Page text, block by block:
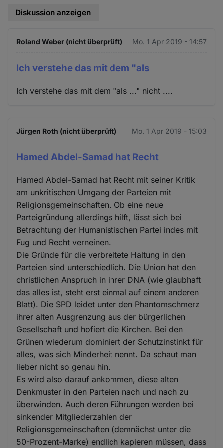
Diskussion anzeigen
Roland Weber (nicht überprüft) Mo. 1 Apr 2019 - 14:57
Ich verstehe das mit dem "als
Ich verstehe das mit dem "als ..." nicht ....
Jürgen Roth (nicht überprüft) Mo. 1 Apr 2019 - 15:03
Hamed Abdel-Samad hat Recht
Hamed Abdel-Samad hat Recht mit seiner Kritik
am unkritischen Umgang der Parteien mit
Religionsgemeinschaften. Ob eine neue
Parteigründung allerdings hilft, lässt sich bei
Betrachtung der Humanistischen Partei indes mit
Fug und Recht verneinen.
Die Gründe für die verbreitete Haltung in den
Parteien sind unterschiedlich. Die Union hat den
christlichen Anspruch in ihrer DNA (wie glaubhaft
das alles ist, steht erst einmal auf einem anderen
Blatt). Die SPD leidet unter den Phantomschmerz
ihrer alten Ausgrenzung aus der bürgerlichen
Gesellschaft und hofiert die Kirchen. Bei den
Grünen wiederum dominiert der Schutzinstinkt für
alles, was sich Minderheit nennt. Da schaut man
lieber nicht so genau hin.
Es wird also darauf ankommen, diese alten
Denkmuster in den Parteien nach und nach zu
überwinden. Auch deren Führungen werden bei
sinkender Mitgliederzahlen der
Religionsgemeinschaften (demnächst unter die
50-Prozent-Marke) endlich kapieren müssen, dass